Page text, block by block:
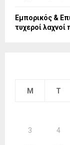
Εμπορικός &
τυχεροί λαχνοί
M T
3 4